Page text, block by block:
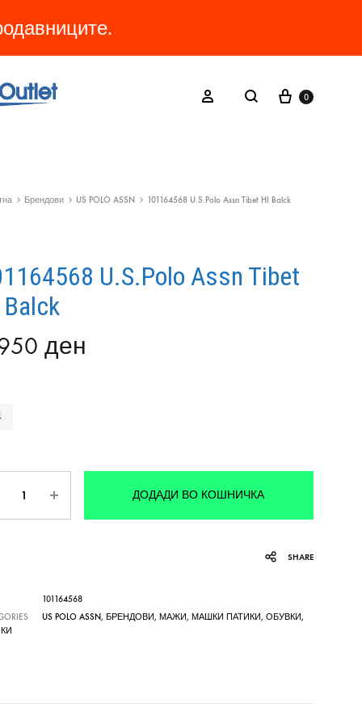
Sign inSearch Cart
0
Брендови US POLO ASSN 101164568 U.S.Polo Assn Tibet HI Balck
U.S.Polo Assn Tibet
ден
ДОДАДИ ВО КОШНИЧКА
SHARE
101164568
US POLO ASSN, БРЕНДОВИ, МАЖИ, МАШКИ ПАТИКИ, ОБУВКИ,